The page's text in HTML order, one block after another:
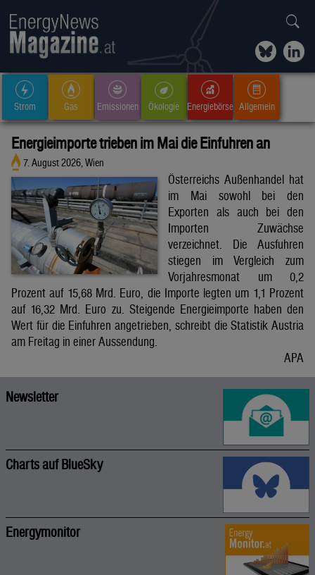
Strom Gas Emissionen Ökologie Energiebörse Allgemein
Energieimporte trieben im Mai die Einfuhren an
7. August 2026, Wien
Österreichs Außenhandel hat
im Mai sowohl bei den
Exporten als auch bei den
Importen Zuwächse
verzeichnet. Die Ausfuhren
stiegen im Vergleich zum
Vorjahresmonat um 0,2
Prozent auf 15,68 Mrd. Euro, die Importe legten um 1,1 Prozent
auf 16,32 Mrd. Euro zu. Steigende Energieimporte haben den
Wert für die Einfuhren angetrieben, schreibt die Statistik Austria
am Freitag in einer Aussendung.
APA
Newsletter
Charts auf BlueSky
Energymonitor